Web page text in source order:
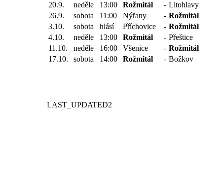
20.9.
neděle 13:00 Rožmitál - Litohlavy
26.9.
sobota 11:00 Nýřany - Rožmitál
3.10.
sobota hlásí Příchovice - Rožmitál
4.10.
neděle 13:00 Rožmitál - Přeštice
11.10.
neděle 16:00 Všenice - Rožmitál
17.10.
sobota 14:00 Rožmitál - Božkov
LAST_UPDATED2